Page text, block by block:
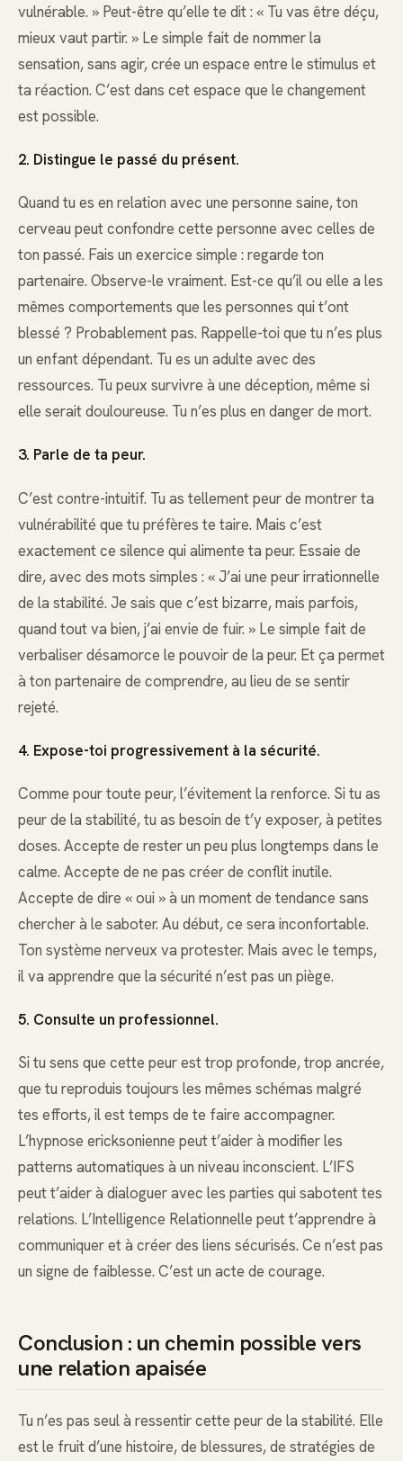
vulnérable. » Peut-être qu’elle te dit : « Tu vas être déçu,
mieux vaut partir. » Le simple fait de nommer la
sensation, sans agir, crée un espace entre le stimulus et
ta réaction. C’est dans cet espace que le changement
est possible.
2. Distingue le passé du présent.
Quand tu es en relation avec une personne saine, ton
cerveau peut confondre cette personne avec celles de
ton passé. Fais un exercice simple : regarde ton
partenaire. Observe-le vraiment. Est-ce qu’il ou elle a les
mêmes comportements que les personnes qui t’ont
blessé ? Probablement pas. Rappelle-toi que tu n’es plus
un enfant dépendant. Tu es un adulte avec des
ressources. Tu peux survivre à une déception, même si
elle serait douloureuse. Tu n’es plus en danger de mort.
3. Parle de ta peur.
C’est contre-intuitif. Tu as tellement peur de montrer ta
vulnérabilité que tu préfères te taire. Mais c’est
exactement ce silence qui alimente ta peur. Essaie de
dire, avec des mots simples : « J’ai une peur irrationnelle
de la stabilité. Je sais que c’est bizarre, mais parfois,
quand tout va bien, j’ai envie de fuir. » Le simple fait de
verbaliser désamorce le pouvoir de la peur. Et ça permet
à ton partenaire de comprendre, au lieu de se sentir
rejeté.
4. Expose-toi progressivement à la sécurité.
Comme pour toute peur, l’évitement la renforce. Si tu as
peur de la stabilité, tu as besoin de t’y exposer, à petites
doses. Accepte de rester un peu plus longtemps dans le
calme. Accepte de ne pas créer de conflit inutile.
Accepte de dire « oui » à un moment de tendance sans
chercher à le saboter. Au début, ce sera inconfortable.
Ton système nerveux va protester. Mais avec le temps,
il va apprendre que la sécurité n’est pas un piège.
5. Consulte un professionnel.
Si tu sens que cette peur est trop profonde, trop ancrée,
que tu reproduis toujours les mêmes schémas malgré
tes efforts, il est temps de te faire accompagner.
L’hypnose ericksonienne peut t’aider à modifier les
patterns automatiques à un niveau inconscient. L’IFS
peut t’aider à dialoguer avec les parties qui sabotent tes
relations. L’Intelligence Relationnelle peut t’apprendre à
communiquer et à créer des liens sécurisés. Ce n’est pas
un signe de faiblesse. C’est un acte de courage.
Conclusion : un chemin possible vers
une relation apaisée
Tu n’es pas seul à ressentir cette peur de la stabilité. Elle
est le fruit d’une histoire, de blessures, de stratégies de